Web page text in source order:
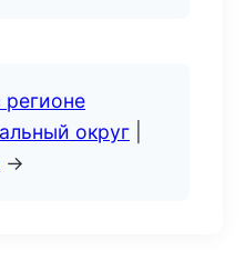
округ
→